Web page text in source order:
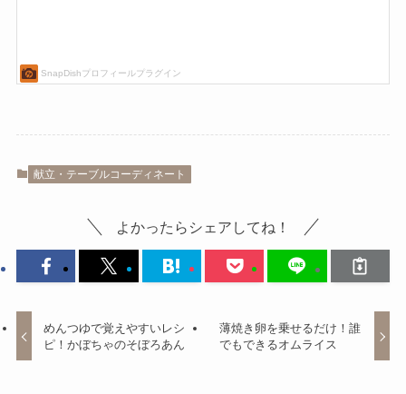
献立・テーブルコーディネート
よかったらシェアしてね！
めんつゆで覚えやすいレシ
ピ！かぼちゃのそぼろあん
薄焼き卵を乗せるだけ！誰
でもできるオムライス